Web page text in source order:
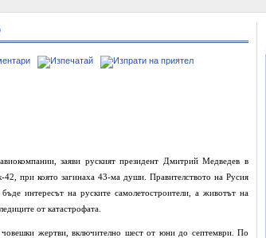
заяви руският президент Дмитрий Медведев в
42, при която загинаха 43-ма души. Правителството на Русия
интересът на руските самолетостроители, а животът на
от катастрофата.
жертви, включително шест от юни до септември. По